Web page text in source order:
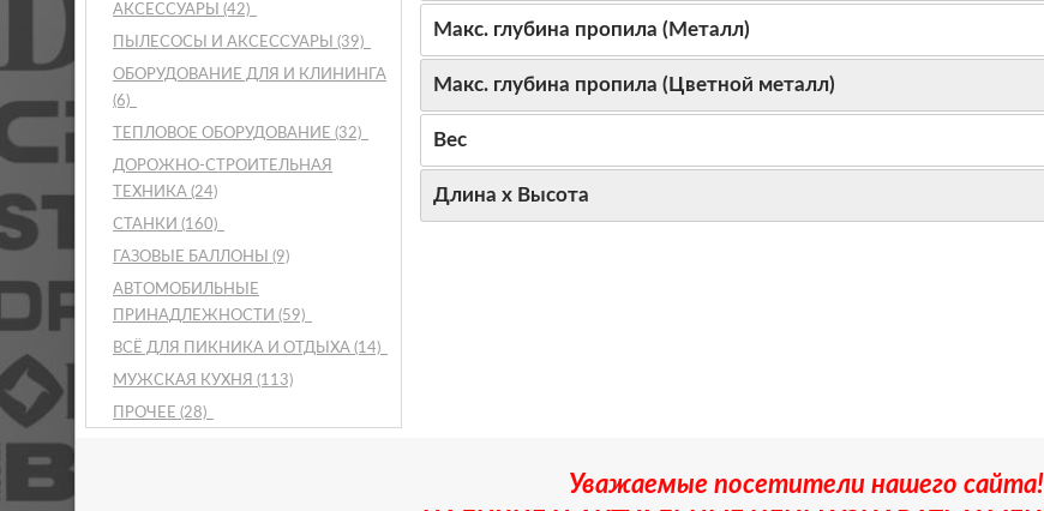
АКСЕССУАРЫ (42)
ПЫЛЕСОСЫ И АКСЕССУАРЫ (39)
ОБОРУДОВАНИЕ ДЛЯ И КЛИНИНГА
(6)
ТЕПЛОВОЕ ОБОРУДОВАНИЕ (32)
ДОРОЖНО-СТРОИТЕЛЬНАЯ
ТЕХНИКА (24)
СТАНКИ (160)
ГАЗОВЫЕ БАЛЛОНЫ (9)
АВТОМОБИЛЬНЫЕ
ПРИНАДЛЕЖНОСТИ (59)
ВСЁ ДЛЯ ПИКНИКА И ОТДЫХА (14)
МУЖСКАЯ КУХНЯ (113)
ПРОЧЕЕ (28)
Макс. глубина пропила (Металл)
Макс. глубина пропила (Цветной металл)
Вес
Длина х Высота
Уважаемые посетители нашего сайта!